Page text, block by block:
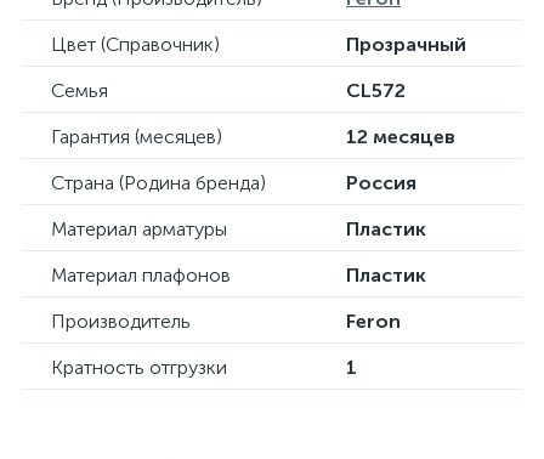
Цвет (Справочник)
Прозрачный
Семья
CL572
Гарантия (месяцев)
12 месяцев
Страна (Родина бренда)
Россия
Материал арматуры
Пластик
Материал плафонов
Пластик
Производитель
Feron
Кратность отгрузки
1